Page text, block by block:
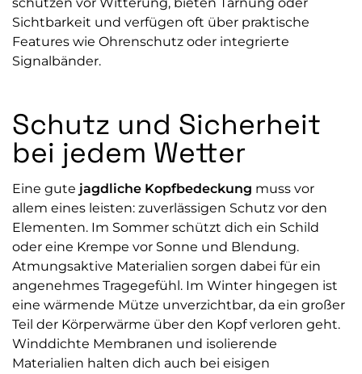
schützen vor Witterung, bieten Tarnung oder
Sichtbarkeit und verfügen oft über praktische
Features wie Ohrenschutz oder integrierte
Signalbänder.
Schutz und Sicherheit
bei jedem Wetter
Eine gute jagdliche Kopfbedeckung muss vor
allem eines leisten: zuverlässigen Schutz vor den
Elementen. Im Sommer schützt dich ein Schild
oder eine Krempe vor Sonne und Blendung.
Atmungsaktive Materialien sorgen dabei für ein
angenehmes Tragegefühl. Im Winter hingegen ist
eine wärmende Mütze unverzichtbar, da ein großer
Teil der Körperwärme über den Kopf verloren geht.
Winddichte Membranen und isolierende
Materialien halten dich auch bei eisigen